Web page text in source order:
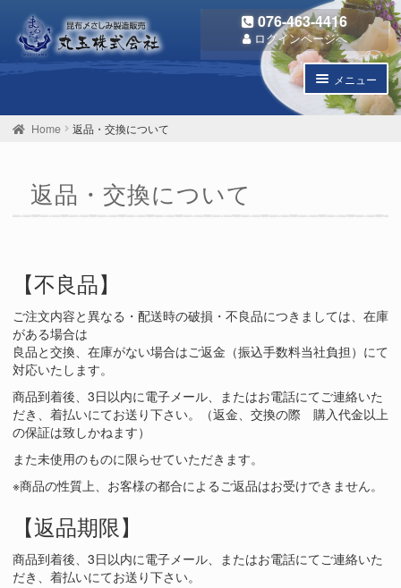
ビ
ゲ
ー
ン
プ
ン
テ
ン
ス
076-463-4416
ログインページへ
メニュー
商品一覧
子
開
ー
個人情報保護方針
ご利用ガイド
Home 返品・交換について
返品・交換について
【不良品】
ご注文内容と異なる・配送時の破損・不良品につきましては、在庫
がある場合は
良品と交換、在庫がない場合はご返金（振込手数料当社負担）にて
対応いたします。
商品到着後、3日以内に電子メール、またはお電話にてご連絡いた
だき、着払いにてお送り下さい。（返金、交換の際 購入代金以上
の保証は致しかねます）
また未使用のものに限らせていただきます。
※商品の性質上、お客様の都合によるご返品はお受けできません。
【返品期限】
商品到着後、3日以内に電子メール、またはお電話にてご連絡いた
だき、着払いにてお送り下さい。